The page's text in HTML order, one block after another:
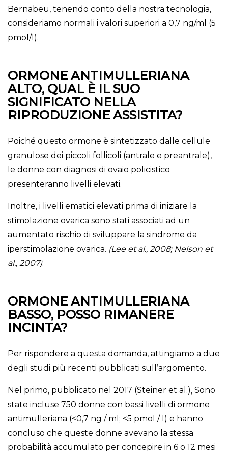
Bernabeu, tenendo conto della nostra tecnologia,
consideriamo normali i valori superiori a 0,7 ng/ml (5
pmol/l).
ORMONE ANTIMULLERIANA
ALTO, QUAL È IL SUO
SIGNIFICATO NELLA
RIPRODUZIONE ASSISTITA?
Poiché questo ormone è sintetizzato dalle cellule
granulose dei piccoli follicoli (antrale e preantrale),
le donne con diagnosi di ovaio policistico
presenteranno livelli elevati.
Inoltre, i livelli ematici elevati prima di iniziare la
stimolazione ovarica sono stati associati ad un
aumentato rischio di sviluppare la sindrome da
iperstimolazione ovarica. (Lee et al., 2008; Nelson et
al., 2007).
ORMONE ANTIMULLERIANA
BASSO, POSSO RIMANERE
INCINTA?
Per rispondere a questa domanda, attingiamo a due
degli studi più recenti pubblicati sull’argomento.
Nel primo, pubblicato nel 2017 (Steiner et al.), Sono
state incluse 750 donne con bassi livelli di ormone
antimulleriana (<0,7 ng / ml; <5 pmol / l) e hanno
concluso che queste donne avevano la stessa
probabilità accumulato per concepire in 6 o 12 mesi